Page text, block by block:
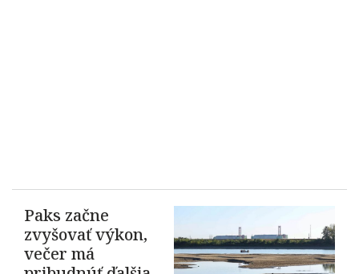
Paks začne
zvyšovať výkon,
večer má